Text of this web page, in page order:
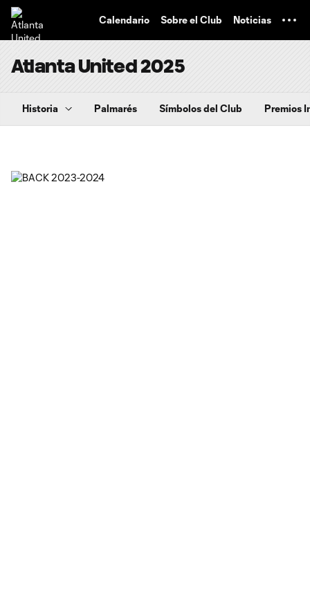
Calendario Sobre el Club Noticias
Atlanta United 2025
Historia Palmarés Símbolos del Club Premios